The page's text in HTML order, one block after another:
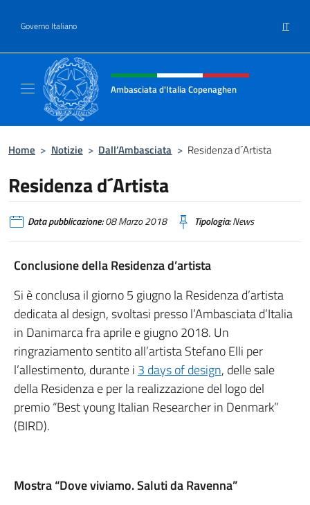
Governo Italiano IT
Intestazione sito, social e menù
Ambasciata d'Italia Copenaghen
Home > Notizie > Dall’Ambasciata > Residenza d´Artista
Residenza d´Artista
Data pubblicazione:08 Marzo 2018 Tipologia:News
Conclusione della Residenza d’artista
Si è conclusa il giorno 5 giugno la Residenza d’artista
dedicata al design, svoltasi presso l’Ambasciata d’Italia
in Danimarca fra aprile e giugno 2018. Un
ringraziamento sentito all’artista Stefano Elli per
l’allestimento, durante i 3 days of design, delle sale
della Residenza e per la realizzazione del logo del
premio “Best young Italian Researcher in Denmark”
(BIRD).
Mostra “Dove viviamo. Saluti da Ravenna”